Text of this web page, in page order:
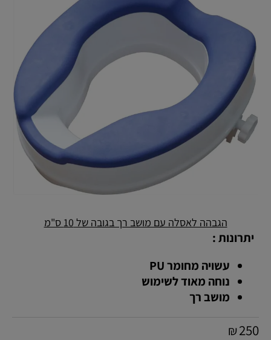
הגבהה לאסלה עם מושב רך בגובה של 10 ס"מ
יתרונות :
עשויה מחומר PU
נוחה מאוד לשימוש
מושב רך
₪250